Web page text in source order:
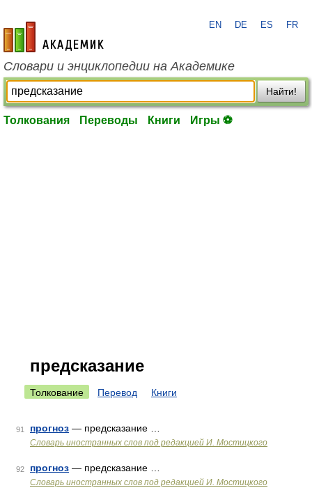
academic.ru
EN DE ES FR
Словари и энциклопедии на Академике
Найти!
Толкования Переводы Книги Игры ⚽
предсказание
Толкование Перевод Книги
91 прогноз — предсказание …
Словарь иностранных слов под редакцией И. Мостицкого
92 прогноз — предсказание …
Словарь иностранных слов под редакцией И. Мостицкого